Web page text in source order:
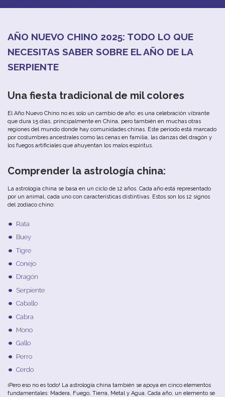
AÑO NUEVO CHINO 2025: TODO LO QUE
NECESITAS SABER SOBRE EL AÑO DE LA
SERPIENTE
Una fiesta tradicional de mil colores
El Año Nuevo Chino no es solo un cambio de año: es una celebración vibrante
que dura 15 días, principalmente en China, pero también en muchas otras
regiones del mundo donde hay comunidades chinas. Este período está marcado
por costumbres ancestrales como las cenas en familia, las danzas del dragón y
los fuegos artificiales que ahuyentan los malos espíritus.
Comprender la astrología china:
La astrología china se basa en un ciclo de 12 años. Cada año está representado
por un animal, cada uno con características distintivas. Estos son los 12 signos
del zodiaco chino:
Rata
Buey
Tigre
Conejo
Dragón
Serpiente
Caballo
Cabra
Mono
Gallo
Perro
Cerdo
¡Pero eso no es todo! La astrología china también se apoya en cinco elementos
fundamentales: Madera, Fuego, Tierra, Metal y Agua. Cada año, un elemento se